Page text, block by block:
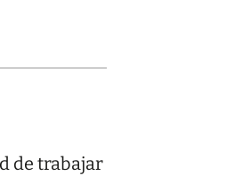
de trabajar